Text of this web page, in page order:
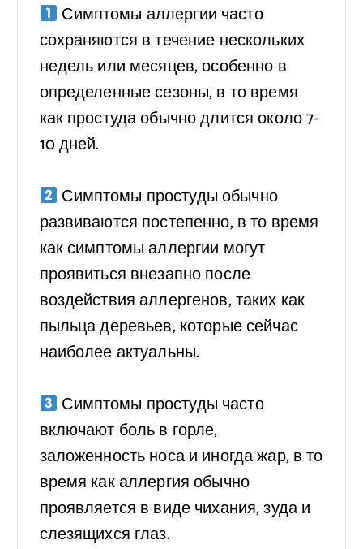
Симптомы аллергии часто
сохраняются в течение нескольких
недель или месяцев, особенно в
определенные сезоны, в то время
как простуда обычно длится около 7-
10 дней.
Симптомы простуды обычно
развиваются постепенно, в то время
как симптомы аллергии могут
проявиться внезапно после
воздействия аллергенов, таких как
пыльца деревьев, которые сейчас
наиболее актуальны.
Симптомы простуды часто
включают боль в горле,
заложенность носа и иногда жар, в то
время как аллергия обычно
проявляется в виде чихания, зуда и
слезящихся глаз.